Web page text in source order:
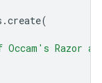
.create(
Razor